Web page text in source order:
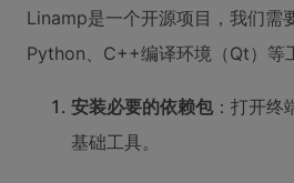
Linamp是一个开源项目，我们
Python、C++编译环境（Qt）等
安装必要的依赖包：打开终
基础工具。